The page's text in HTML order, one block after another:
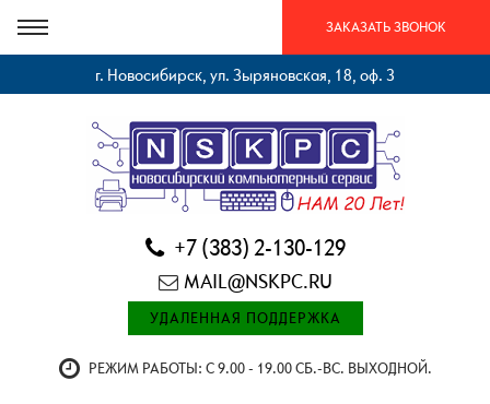
ЗАКАЗАТЬ ЗВОНОК
г. Новосибирск, ул. Зыряновская, 18, оф. 3
+7 (383) 2-130-129
MAIL@NSKPC.RU
УДАЛЕННАЯ ПОДДЕРЖКА
РЕЖИМ РАБОТЫ: С 9.00 - 19.00 СБ.-ВС. ВЫХОДНОЙ.